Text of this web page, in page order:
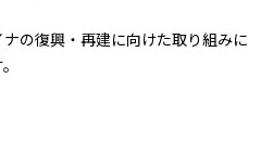
の復興・再建に向けた取り組みに